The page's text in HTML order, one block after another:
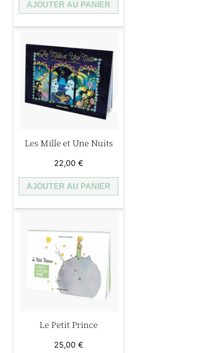
AJOUTER AU PANIER
Les Mille et Une Nuits
22,00 €
AJOUTER AU PANIER
Le Petit Prince
25,00 €